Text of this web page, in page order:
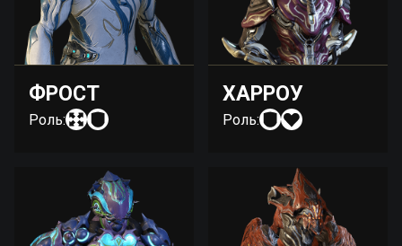
ФРОСТ
Роль:
ХАРРОУ
Роль: